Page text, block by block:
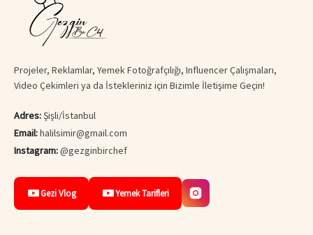
Projeler, Reklamlar, Yemek Fotoğrafçılığı, Influencer Çalışmaları,
Video Çekimleri ya da İstekleriniz için Bizimle İletişime Geçin!
Adres:Şişli/İstanbul
Email:halilsimir@gmail.com
Instagram:@gezginbirchef
Gezi Vlog Yemek Tarifleri